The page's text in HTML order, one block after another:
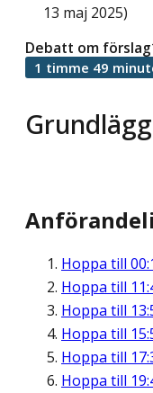
13 maj 2025)
Debatt om förslag
1 timme 49
Hoppa till
Hoppa till
Hoppa till
Hoppa till
Hoppa till
Hoppa till